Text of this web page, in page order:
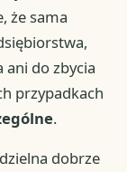
że sama
ani do zbycia
przypadkach
.
dobrze